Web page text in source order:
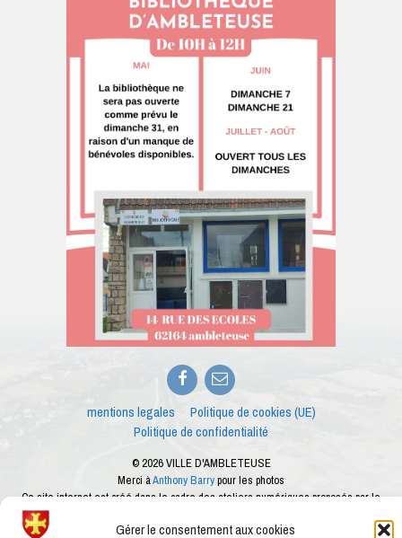
Gérer le consentement aux cookies
Facebook
E-
mail
mentions legales
Politique de cookies (UE)
Politique de confidentialité
© 2026 VILLE D'AMBLETEUSE
Merci àAnthony Barrypour les photos
Ce site internet est créé dans le cadre des ateliers numériques proposés par le